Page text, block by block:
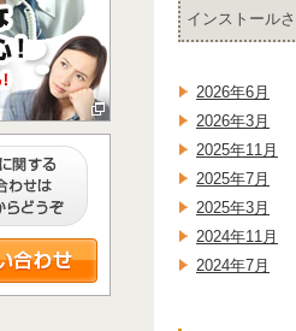
インストール
2026年6月
2026年3月
2025年11月
2025年7月
2025年3月
2024年11月
2024年7月